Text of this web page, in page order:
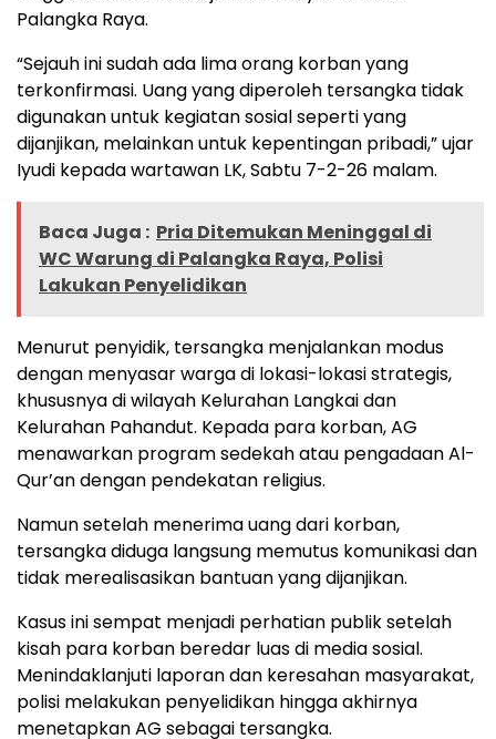
Palangka Raya.
“Sejauh ini sudah ada lima orang korban yang
terkonfirmasi. Uang yang diperoleh tersangka tidak
digunakan untuk kegiatan sosial seperti yang
dijanjikan, melainkan untuk kepentingan pribadi,” ujar
Iyudi kepada wartawan LK, Sabtu 7-2-26 malam.
Baca Juga : Pria Ditemukan Meninggal di
WC Warung di Palangka Raya, Polisi
Lakukan Penyelidikan
Menurut penyidik, tersangka menjalankan modus
dengan menyasar warga di lokasi-lokasi strategis,
khususnya di wilayah Kelurahan Langkai dan
Kelurahan Pahandut. Kepada para korban, AG
menawarkan program sedekah atau pengadaan Al-
Qur’an dengan pendekatan religius.
Namun setelah menerima uang dari korban,
tersangka diduga langsung memutus komunikasi dan
tidak merealisasikan bantuan yang dijanjikan.
Kasus ini sempat menjadi perhatian publik setelah
kisah para korban beredar luas di media sosial.
Menindaklanjuti laporan dan keresahan masyarakat,
polisi melakukan penyelidikan hingga akhirnya
menetapkan AG sebagai tersangka.